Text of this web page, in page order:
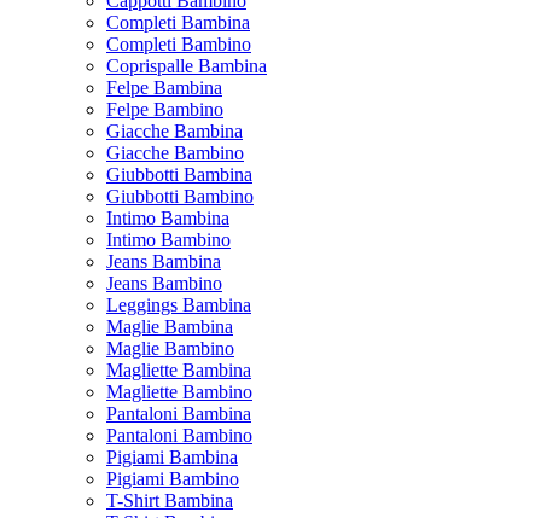
Completi Bambina
Completi Bambino
Coprispalle Bambina
Felpe Bambina
Felpe Bambino
Giacche Bambina
Giacche Bambino
Giubbotti Bambina
Giubbotti Bambino
Intimo Bambina
Intimo Bambino
Jeans Bambina
Jeans Bambino
Leggings Bambina
Maglie Bambina
Maglie Bambino
Magliette Bambina
Magliette Bambino
Pantaloni Bambina
Pantaloni Bambino
Pigiami Bambina
Pigiami Bambino
T-Shirt Bambina